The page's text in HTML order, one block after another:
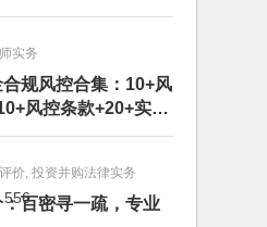
实务
规风控合集：10+风
风控条款+20+实务
动态
价, 投资并购法律实务
百密寻一疏，专业